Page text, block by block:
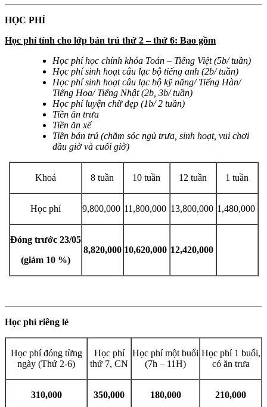
HỌC PHÍ
Học phí tính cho lớp bán trú thứ 2 – thứ 6: Bao gồm
Học phí học chính khóa Toán – Tiếng Việt (5b/ tuần)
Học phí sinh hoạt câu lạc bộ tiếng anh (2b/ tuần)
Học phí sinh hoạt câu lạc bộ kỹ năng/ Tiếng Hàn/
Tiếng Hoa/ Tiếng Nhật (2b, 3b/ tuần)
Học phí luyện chữ đẹp (1b/ 2 tuần)
Tiền ăn trưa
Tiền ăn xế
Tiền bán trú (chăm sóc ngủ trưa, sinh hoạt, vui chơi
đầu giờ và cuối giờ)
Khoá 8 tuần 10 tuần 12 tuần 1 tuần
Học phí 9,800,000 11,800,000 13,800,000 1,480,000
Đóng trước 23/05
(giảm 10 %)
8,820,000 10,620,000 12,420,000
Học phí riêng lẻ
Học phí đóng từng
ngày (Thứ 2-6)
Học phí
thứ 7, CN
Học phí một buổi
(7h – 11H)
Học phí 1 buổi,
có ăn trưa
310,000 350,000 180,000 210,000